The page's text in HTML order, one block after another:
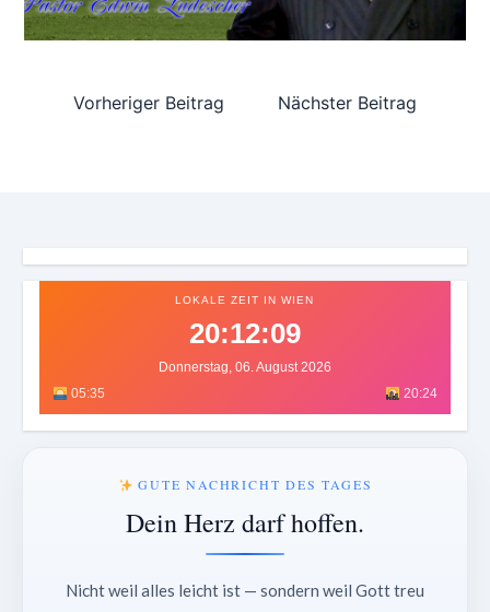
Vorheriger Beitrag Nächster Beitrag
LOKALE ZEIT IN WIEN
20:12:12
Donnerstag, 06. August 2026
05:35
20:24
GUTE NACHRICHT DES TAGES
Dein Herz darf hoffen.
Nicht weil alles leicht ist — sondern weil Gott treu